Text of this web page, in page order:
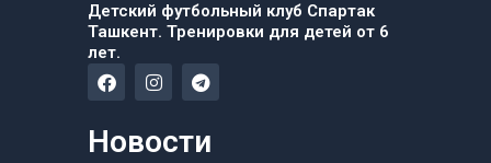
Детский футбольный клуб Спартак
Ташкент. Тренировки для детей от 6
лет.
F
a
e
b
I
n
a
T
e
g
Новости